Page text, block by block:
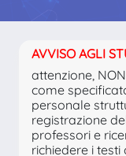
AVVISO AGLI
attenzione,
come
personale
registrazione
professori e
richiedere i testi